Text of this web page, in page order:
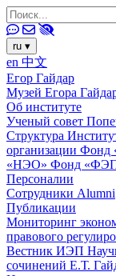
ru ▾
en 中文
Егор Гайдар
Музей Егора
Об институте
Ученый совет
Структура
организации Фонд
«НЭО» Фонд
Персоналии
Сотрудники Alumni
Публикации
Мониторинг
правового
Вестник ИЭП
сочинений Е.Т.